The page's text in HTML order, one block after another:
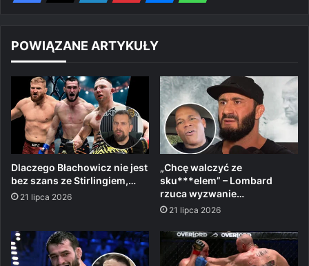
POWIĄZANE ARTYKUŁY
Dlaczego Błachowicz nie jest
bez szans ze Stirlingiem,…
21 lipca 2026
„Chcę walczyć ze
sku***elem” – Lombard
rzuca wyzwanie…
21 lipca 2026